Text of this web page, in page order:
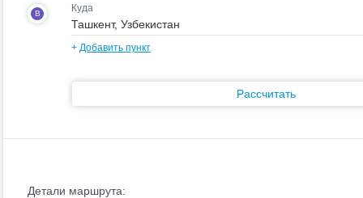
B Куда
+ Добавить пункт
Рассчитать
Детали маршрута: